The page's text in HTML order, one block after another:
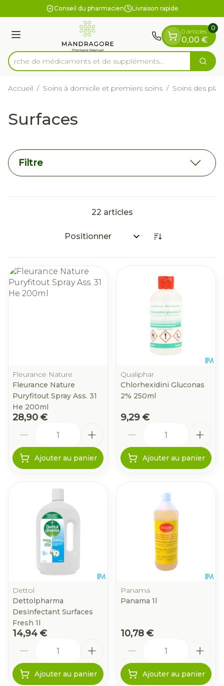
Aller au contenu
1 de 1
Conseil du pharmacien Livraison rapide
Menu
Rechercher
Recherche de médicaments et de supplé
0 articles
0,00 €
0
Accueil / Soins à domicile et premiers soins / Soins des
Surfaces
Filtre
22 articles
Trier par:
Fleurance Nature
Fleurance Nature
Puryfitout Spray Ass. 31
He 200ml
28,90 €
Ajouter au panier
Qualiphar
Chlorhexidini Gluconas
2% 250ml
9,29 €
Ajouter au panier
Dettol
Dettolpharma
Desinfectant Surfaces
Fresh 1l
14,94 €
Ajouter au panier
Panama
Panama 1l
10,78 €
Ajouter au panier